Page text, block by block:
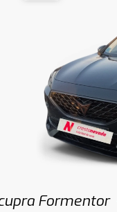
Formentor